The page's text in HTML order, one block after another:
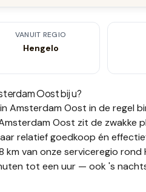
VANUIT REGIO
Hengelo
Oostbij u?
Amsterdam Oost in de regel
Oost zit de zwakke
relatief goedkoop én
van onze serviceregio
tot een uur — ook 's